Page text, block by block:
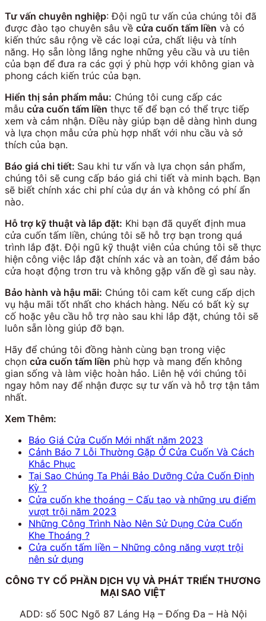
Tư vấn chuyên nghiệp: Đội ngũ tư vấn của chúng tôi đã
được đào tạo chuyên sâu về cửa cuốn tấm liền và có
kiến thức sâu rộng về các loại cửa, chất liệu và tính
năng. Họ sẵn lòng lắng nghe những yêu cầu và ưu tiên
của bạn để đưa ra các gợi ý phù hợp với không gian và
phong cách kiến trúc của bạn.
Hiển thị sản phẩm mẫu: Chúng tôi cung cấp các
mẫu cửa cuốn tấm liền thực tế để bạn có thể trực tiếp
xem và cảm nhận. Điều này giúp bạn dễ dàng hình dung
và lựa chọn mẫu cửa phù hợp nhất với nhu cầu và sở
thích của bạn.
Báo giá chi tiết: Sau khi tư vấn và lựa chọn sản phẩm,
chúng tôi sẽ cung cấp báo giá chi tiết và minh bạch. Bạn
sẽ biết chính xác chi phí của dự án và không có phí ẩn
nào.
Hỗ trợ kỹ thuật và lắp đặt: Khi bạn đã quyết định mua
cửa cuốn tấm liền, chúng tôi sẽ hỗ trợ bạn trong quá
trình lắp đặt. Đội ngũ kỹ thuật viên của chúng tôi sẽ thực
hiện công việc lắp đặt chính xác và an toàn, để đảm bảo
cửa hoạt động trơn tru và không gặp vấn đề gì sau này.
Bảo hành và hậu mãi: Chúng tôi cam kết cung cấp dịch
vụ hậu mãi tốt nhất cho khách hàng. Nếu có bất kỳ sự
cố hoặc yêu cầu hỗ trợ nào sau khi lắp đặt, chúng tôi sẽ
luôn sẵn lòng giúp đỡ bạn.
Hãy để chúng tôi đồng hành cùng bạn trong việc
chọn cửa cuốn tấm liền phù hợp và mang đến không
gian sống và làm việc hoàn hảo. Liên hệ với chúng tôi
ngay hôm nay để nhận được sự tư vấn và hỗ trợ tận tâm
nhất.
Xem Thêm:
Báo Giá Cửa Cuốn Mới nhất năm 2023
Cảnh Báo 7 Lỗi Thường Gặp Ở Cửa Cuốn Và Cách
Khắc Phục
Tại Sao Chúng Ta Phải Bảo Dưỡng Cửa Cuốn Định
Kỳ ?
Cửa cuốn khe thoáng – Cấu tạo và những ưu điểm
vượt trội năm 2023
Những Công Trình Nào Nên Sử Dụng Cửa Cuốn
Khe Thoáng ?
Cửa cuốn tấm liền – Những công năng vượt trội
nên sử dụng
CÔNG TY CỔ PHẦN DỊCH VỤ VÀ PHÁT TRIỂN THƯƠNG
MẠI SAO VIỆT
ADD: số 50C Ngõ 87 Láng Hạ – Đống Đa – Hà Nội